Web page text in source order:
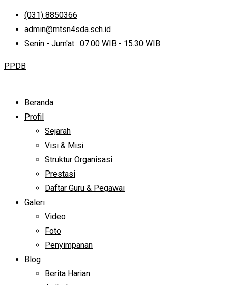
(031) 8850366
admin@mtsn4sda.sch.id
Senin - Jum'at : 07.00 WIB - 15.30 WIB
PPDB
Beranda
Profil
Sejarah
Visi & Misi
Struktur Organisasi
Prestasi
Daftar Guru & Pegawai
Galeri
Video
Foto
Penyimpanan
Blog
Berita Harian